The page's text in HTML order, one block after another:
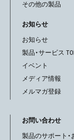
その他の製品
お知らせ
お知らせ
製品・サービス
イベント
メディア情報
メルマガ登録
お問い合わせ
製品のサポート・